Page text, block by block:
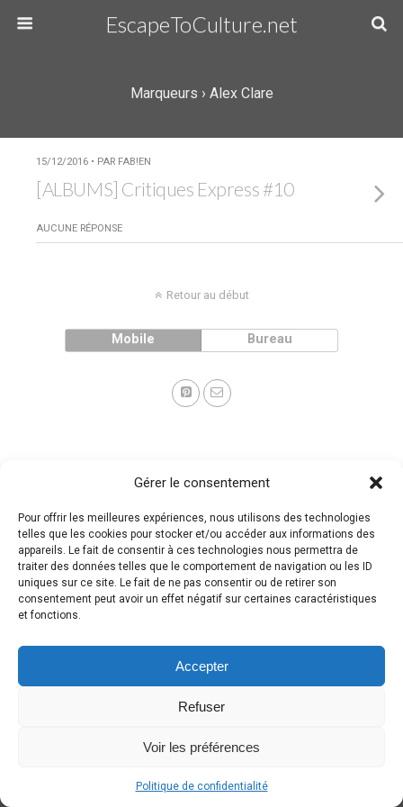
Gérer le consentement
Pour offrir les meilleures expériences, nous utilisons des technologies
telles que les cookies pour stocker et/ou accéder aux informations des
appareils. Le fait de consentir à ces technologies nous permettra de
traiter des données telles que le comportement de navigation ou les ID
uniques sur ce site. Le fait de ne pas consentir ou de retirer son
consentement peut avoir un effet négatif sur certaines caractéristiques
et fonctions.
Accepter
Refuser
Voir les préférences
Politique de confidentialité
EscapeToCulture.net
Marqueurs › Alex Clare
15/12/2016 • PAR FAB!EN
[ALBUMS] Critiques Express #10
AUCUNE RÉPONSE
Retour au début
Mobile Bureau